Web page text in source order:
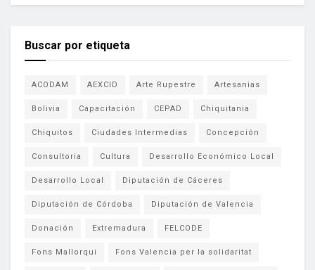
Buscar por etiqueta
ACODAM AEXCID Arte Rupestre Artesanias
Bolivia Capacitación CEPAD Chiquitania
Chiquitos Ciudades Intermedias Concepción
Consultoria Cultura Desarrollo Económico Local
Desarrollo Local Diputación de Cáceres
Diputación de Córdoba Diputación de Valencia
Donación Extremadura FELCODE
Fons Mallorqui Fons Valencia per la solidaritat